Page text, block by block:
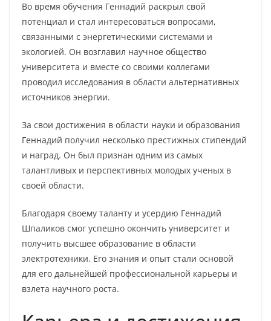
Во время обучения Геннадий раскрыл свой
потенциал и стал интересоваться вопросами,
связанными с энергетическими системами и
экологией. Он возглавил научное общество
университета и вместе со своими коллегами
проводил исследования в области альтернативных
источников энергии.
За свои достижения в области науки и образования
Геннадий получил несколько престижных стипендий
и наград. Он был признан одним из самых
талантливых и перспективных молодых ученых в
своей области.
Благодаря своему таланту и усердию Геннадий
Шпаликов смог успешно окончить университет и
получить высшее образование в области
электротехники. Его знания и опыт стали основой
для его дальнейшей профессиональной карьеры и
взлета научного роста.